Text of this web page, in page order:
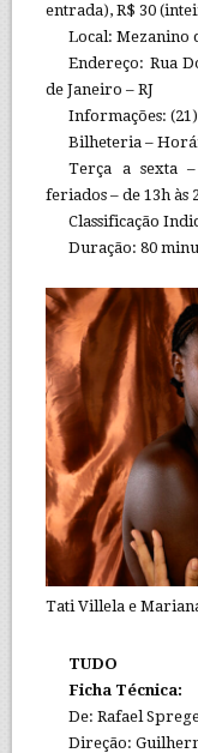
entrada), R$ 30
Local: Mezanino
Endereço: Rua
de Janeiro – RJ
Informações: (21)
Bilheteria –
Terça a sexta
feriados – de 13h às
Classificação
Duração: 80
Tati Villela e
TUDO
Ficha Técnica:
De: Rafael
Direção: